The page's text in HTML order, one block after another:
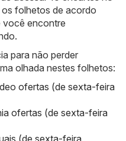
folhetos de acordo
você encontre
para não perder
olhada nestes folhetos:
ofertas (de sexta-feira
ofertas (de sexta-feira